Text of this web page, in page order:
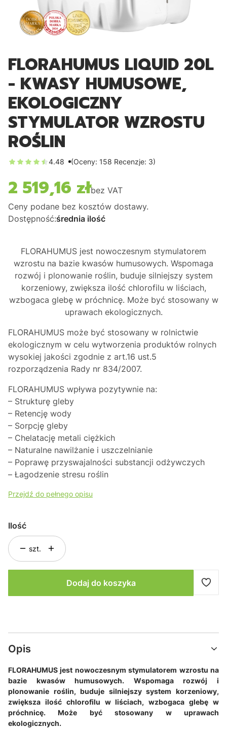
FLORAHUMUS LIQUID 20L
- KWASY HUMUSOWE,
EKOLOGICZNY
STYMULATOR WZROSTU
ROŚLIN
4.48 (Oceny: 158 Recenzje: 3)
Cena
2 519,16 złbez VAT
Ceny podane bez kosztów dostawy.
Dostępność:średnia ilość
FLORAHUMUS jest nowoczesnym stymulatorem
wzrostu na bazie kwasów humusowych. Wspomaga
rozwój i plonowanie roślin, buduje silniejszy system
korzeniowy, zwiększa ilość chlorofilu w liściach,
wzbogaca glebę w próchnicę. Może być stosowany w
uprawach ekologicznych.
FLORAHUMUS może być stosowany w rolnictwie
ekologicznym w celu wytworzenia produktów rolnych
wysokiej jakości zgodnie z art.16 ust.5
rozporządzenia Rady nr 834/2007.
FLORAHUMUS wpływa pozytywnie na:
– Strukturę gleby
– Retencję wody
– Sorpcję gleby
– Chelatację metali ciężkich
– Naturalne nawilżanie i uszczelnianie
– Poprawę przyswajalności substancji odżywczych
– Łagodzenie stresu roślin
Przejdź do pełnego opisu
Ilość
szt.
Dodaj do koszyka
Opis
FLORAHUMUS jest nowoczesnym stymulatorem wzrostu na
bazie kwasów humusowych. Wspomaga rozwój i
plonowanie roślin, buduje silniejszy system korzeniowy,
zwiększa ilość chlorofilu w liściach, wzbogaca glebę w
próchnicę. Może być stosowany w uprawach
ekologicznych.